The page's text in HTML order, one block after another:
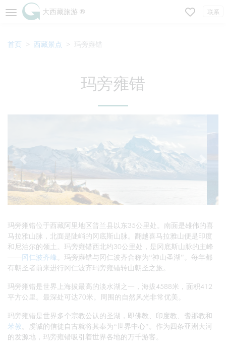
大西藏旅游 ® 联系
首页 西藏景点 玛旁雍错
玛旁雍错
玛旁雍错位于西藏阿里地区普兰县以东35公里处。南面是雄伟的喜
马拉雅山脉，北面是陡峭的冈底斯山脉。翻越喜马拉雅山便是印度
和尼泊尔的领土。玛旁雍错西北约30公里处，是冈底斯山脉的主峰
——冈仁波齐峰 。玛旁雍错与冈仁波齐合称为“神山圣湖”。每年都
有朝圣者前来进行冈仁波齐玛旁雍错转山朝圣之旅。
玛旁雍错是世界上海拔最高的淡水湖之一，海拔4588米，面积412
平方公里。最深处可达70米。周围的自然风光非常优美。
玛旁雍错是世界多个宗教公认的圣湖，即佛教、印度教、耆那教和
苯教 。虔诚的信徒自古就将其奉为“世界中心”。作为四条亚洲大河
的发源地，玛旁雍错吸引着世界各地的万千游客。